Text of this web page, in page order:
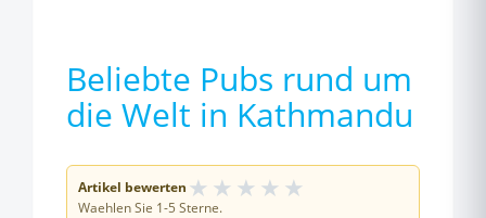
Beliebte Pubs rund um
die Welt in Kathmandu
Artikel bewerten ★ ★ ★ ★ ★
Waehlen Sie 1-5 Sterne.